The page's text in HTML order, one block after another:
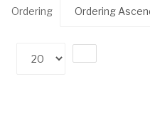
Ordering